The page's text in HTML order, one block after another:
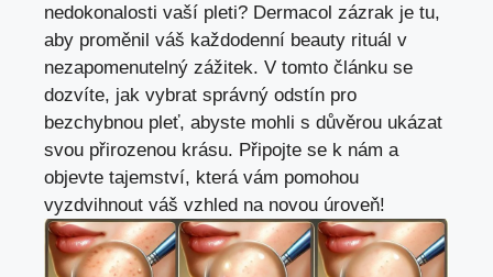
nedokonalosti vaší pleti? Dermacol zázrak je tu,
aby proměnil váš každodenní beauty rituál v
nezapomenutelný zážitek. V tomto článku se
dozvíte, jak vybrat správný odstín pro
bezchybnou pleť, abyste mohli s důvěrou ukázat
svou přirozenou krásu. Připojte se k nám a
objevte tajemství, která vám pomohou
vyzdvihnout váš vzhled na novou úroveň!